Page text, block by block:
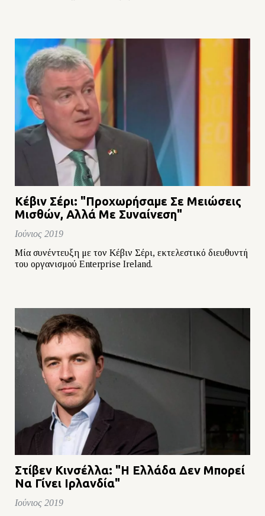
Κέβιν Σέρι: "Προχωρήσαμε Σε Μειώσεις
Μισθών, Αλλά Με Συναίνεση"
Ιούνιος 2019
Μία συνέντευξη με τον Κέβιν Σέρι, εκτελεστικό διευθυντή
του οργανισμού Enterprise Ireland.
Στίβεν Κινσέλλα: "Η Ελλάδα Δεν Μπορεί
Να Γίνει Ιρλανδία"
Ιούνιος 2019